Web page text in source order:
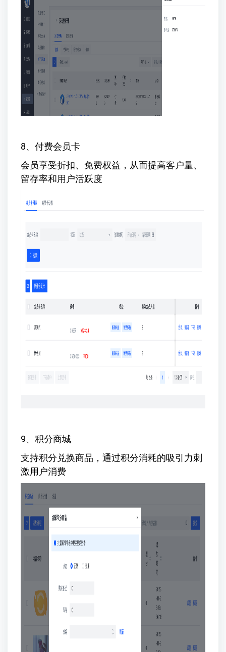
8、付费会员卡
会员享受折扣、免费权益，从而提高客户量、
留存率和用户活跃度
9、积分商城
支持积分兑换商品，通过积分消耗的吸引力刺
激用户消费